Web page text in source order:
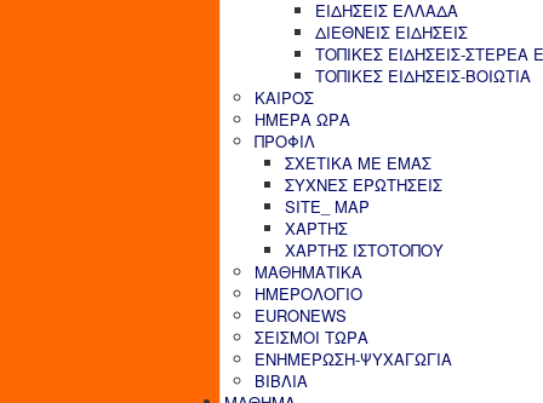
ΕΙΔΗΣΕΙΣ ΕΛΛΑΔΑ
ΔΙΕΘΝΕΙΣ ΕΙΔΗΣΕΙΣ
ΤΟΠΙΚΕΣ ΕΙΔΗΣΕΙΣ-ΣΤΕΡΕΑ
ΤΟΠΙΚΕΣ ΕΙΔΗΣΕΙΣ-ΒΟΙΩΤΙΑ
ΚΑΙΡΟΣ
ΗΜΕΡΑ ΩΡΑ
ΠΡΟΦΙΛ
ΣΧΕΤΙΚΑ ΜΕ ΕΜΑΣ
ΣΥΧΝΕΣ ΕΡΩΤΗΣΕΙΣ
SITE_ MAP
ΧΑΡΤΗΣ
ΧΑΡΤΗΣ ΙΣΤΟΤΟΠΟΥ
ΜΑΘΗΜΑΤΙΚΑ
ΗΜΕΡΟΛΟΓΙΟ
EURONEWS
ΣΕΙΣΜΟΙ ΤΩΡΑ
ΕΝΗΜΕΡΩΣΗ-ΨΥΧΑΓΩΓΙΑ
ΒΙΒΛΙΑ